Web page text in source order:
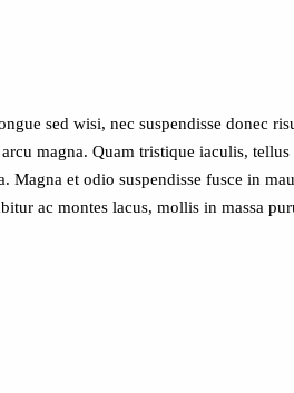
sed wisi, nec suspendisse donec
magna. Quam tristique iaculis,
Magna et odio suspendisse fusce in
ac montes lacus, mollis in massa